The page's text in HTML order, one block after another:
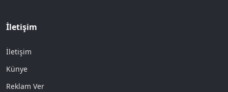
İletişim
İletişim
Künye
Reklam Ver